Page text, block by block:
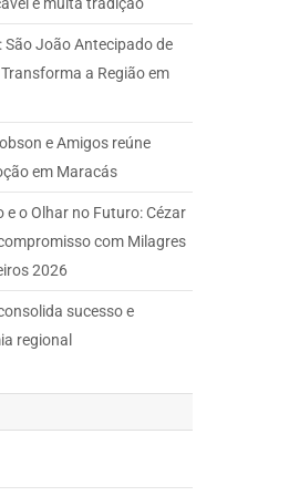
São João Antecipado de
a Região em
e Amigos reúne
em Maracás
e o Olhar no Futuro: Cézar
com Milagres
2026
sucesso e
regional